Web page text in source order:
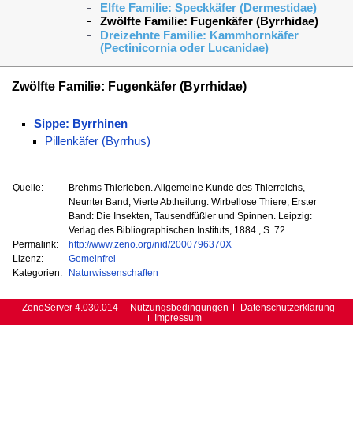
Elfte Familie: Speckkäfer (Dermestidae)
Zwölfte Familie: Fugenkäfer (Byrrhidae)
Dreizehnte Familie: Kammhornkäfer
(Pectinicornia oder Lucanidae)
Zwölfte Familie: Fugenkäfer (Byrrhidae)
Sippe: Byrrhinen
Pillenkäfer (Byrrhus)
Quelle:
Brehms Thierleben. Allgemeine Kunde des Thierreichs,
Neunter Band, Vierte Abtheilung: Wirbellose Thiere, Erster
Band: Die Insekten, Tausendfüßler und Spinnen. Leipzig:
Verlag des Bibliographischen Instituts, 1884., S. 72.
Permalink:
http://www.zeno.org/nid/2000796370X
Lizenz:
Gemeinfrei
Kategorien:
Naturwissenschaften
ZenoServer 4.030.014 Nutzungsbedingungen
Datenschutzerklärung
Impressum